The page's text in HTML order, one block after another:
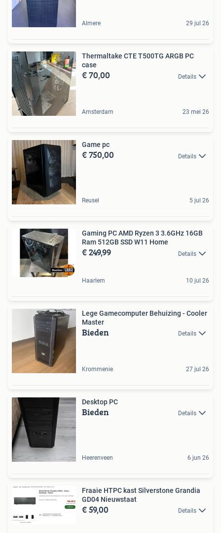
Almere 29 jul 26
Thermaltake CTE T500TG ARGB PC
case
€ 70,00 Details
Amsterdam 23 mei 26
Game pc
€ 750,00 Details
Reusel 5 jul 26
Gaming PC AMD Ryzen 3 3.6GHz 16GB
Ram 512GB SSD W11 Home
€ 249,99 Details
Haarlem 10 jul 26
Lege Gamecomputer Behuizing - Cooler
Master
Bieden Details
Krommenie 27 jul 26
Desktop PC
Bieden Details
Heerenveen 6 jun 26
Fraaie HTPC kast Silverstone Grandia
GD04 Nieuwstaat
€ 59,00 Details